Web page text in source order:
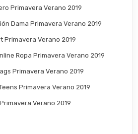
Primavera Verano 2019
Dama Primavera Verano 2019
Primavera Verano 2019
Ropa Primavera Verano 2019
Primavera Verano 2019
Primavera Verano 2019
Verano 2019